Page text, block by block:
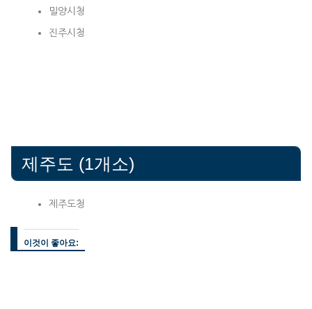
밀양시청
진주시청
제주도 (1개소)
제주도청
이것이 좋아요: